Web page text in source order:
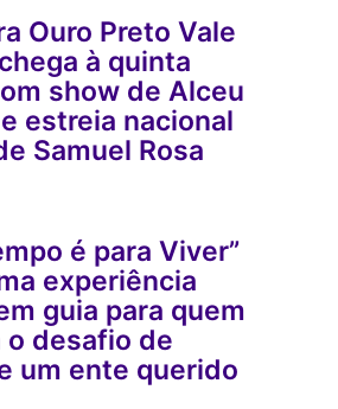
Ouro Preto Vale
à quinta
show de Alceu
estreia nacional
Samuel Rosa
é para Viver”
experiência
guia para quem
desafio de
um ente querido